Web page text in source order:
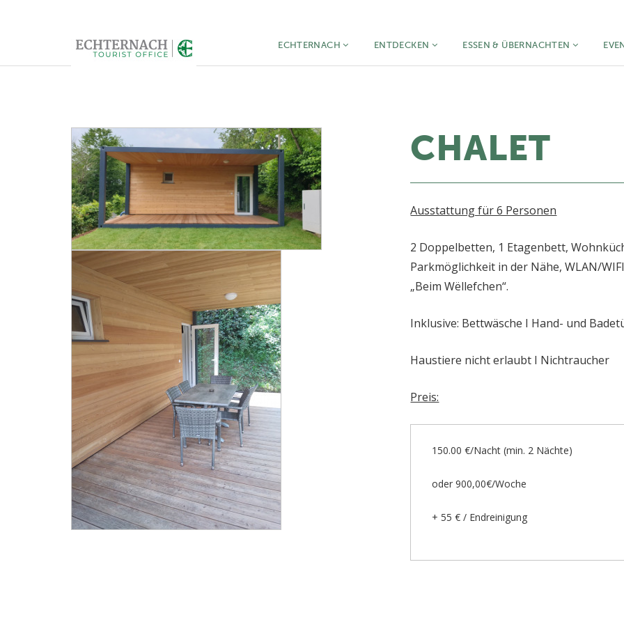
ECHTERNACH ENTDECKEN ESSEN & ÜBERNACHTEN
CHALET
Ausstattung für 6 Personen
2 Doppelbetten, 1 Etagenbett,
Parkmöglichkeit in der Nähe, WLAN/
„Beim Wëllefchen“.
Inklusive: Bettwäsche I Hand- und
Haustiere nicht erlaubt I Nichtraucher
Preis:
150.00 €/Nacht (min. 2 Nächte)
oder 900,00€/Woche
+ 55 € / Endreinigung